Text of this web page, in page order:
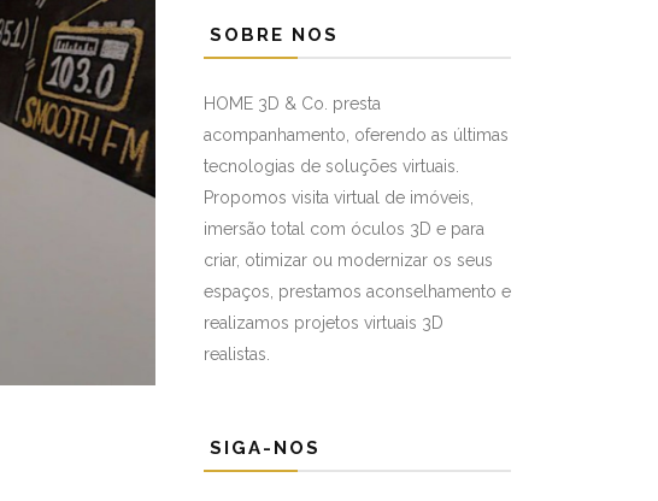
SOBRE NOS
HOME 3D & Co. presta
acompanhamento, oferendo as últimas
tecnologias de soluções virtuais.
Propomos visita virtual de imóveis,
imersão total com óculos 3D e para
criar, otimizar ou modernizar os seus
espaços, prestamos aconselhamento e
realizamos projetos virtuais 3D
realistas.
SIGA-NOS